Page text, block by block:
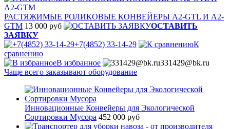
РАСТЯЖИМЫЕ РОЛИКОВЫЕ КОНВЕЙЕРЫ A2-GTL И A2-
GTM 13 000 руб
ОСТАВИТЬ
ЗАЯВКУ
+7(4852) 33-14-29
К
сравнению
В избранное
331429@bk.ru
Чаще всего заказывают оборудование
Инновационные Конвейеры для Экологической
Сортировки Мусора 452 000 руб